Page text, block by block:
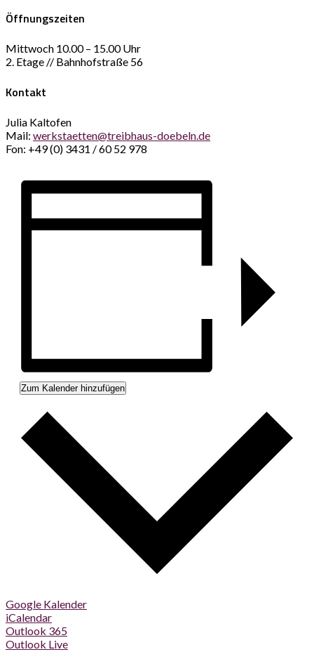
Öffnungszeiten
Mittwoch 10.00 – 15.00 Uhr
2. Etage // Bahnhofstraße 56
Kontakt
Julia Kaltofen
Mail: werkstaetten@treibhaus-doebeln.de
Fon: +49 (0) 3431 / 60 52 978
Zum Kalender hinzufügen
Google Kalender
iCalendar
Outlook 365
Outlook Live